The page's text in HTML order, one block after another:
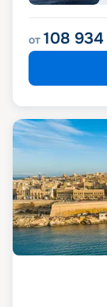
от 108 934